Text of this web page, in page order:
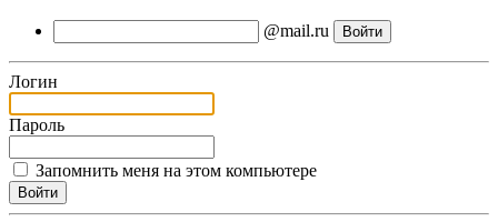
@mail.ru
Логин
Пароль
Запомнить меня на этом компьютере